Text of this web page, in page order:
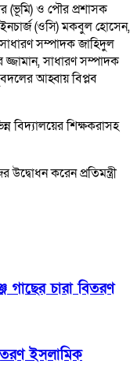
(ভূমি) ও পৌর প্রশাসক
(ওসি) মকবুল হোসেন,
সম্পাদক জাহিদুল
সাধারণ সম্পাদক
আহ্বায় বিপ্লব
বিদ্যালয়ের শিক্ষকরাসহ
করেন প্রতিমন্ত্রী
গাছের চারা বিতরণ
ইসলামিক